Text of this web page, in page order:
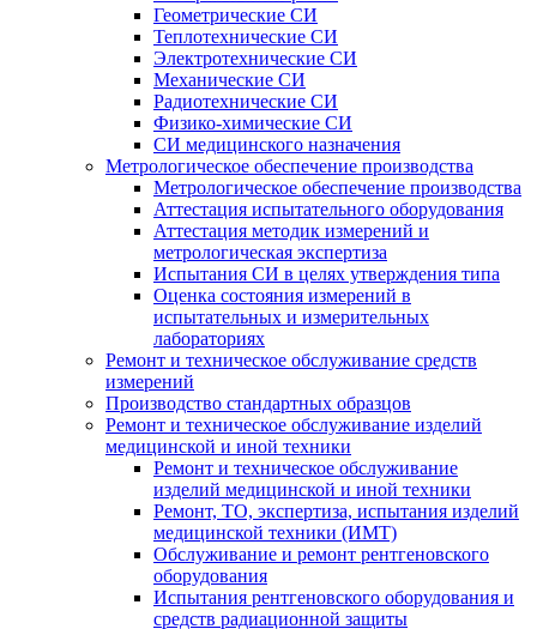
Геометрические СИ
Теплотехнические СИ
Электротехнические СИ
Механические СИ
Радиотехнические СИ
Физико-химические СИ
СИ медицинского назначения
Метрологическое обеспечение производства
Метрологическое обеспечение производства
Аттестация испытательного оборудования
Аттестация методик измерений и
метрологическая экспертиза
Испытания СИ в целях утверждения типа
Оценка состояния измерений в
испытательных и измерительных
лабораториях
Ремонт и техническое обслуживание средств
измерений
Производство стандартных образцов
Ремонт и техническое обслуживание изделий
медицинской и иной техники
Ремонт и техническое обслуживание
изделий медицинской и иной техники
Ремонт, ТО, экспертиза, испытания изделий
медицинской техники (ИМТ)
Обслуживание и ремонт рентгеновского
оборудования
Испытания рентгеновского оборудования и
средств радиационной защиты